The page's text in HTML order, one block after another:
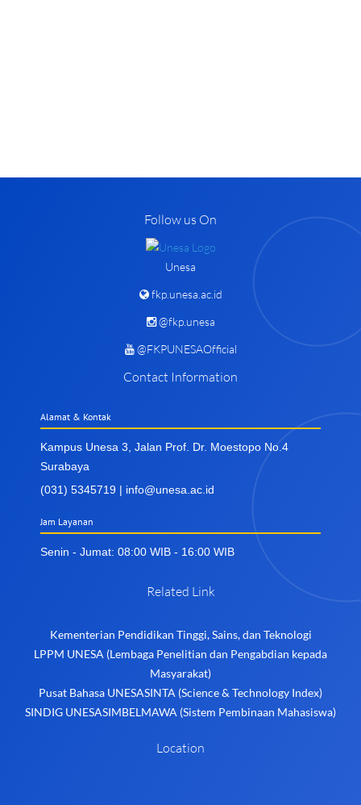
Follow us On
Unesa
fkp.unesa.ac.id
@fkp.unesa
@FKPUNESAOfficial
Contact Information
Alamat & Kontak
Kampus Unesa 3, Jalan Prof. Dr. Moestopo No.4
Surabaya
(031) 5345719 | info@unesa.ac.id
Jam Layanan
Senin - Jumat: 08:00 WIB - 16:00 WIB
Related Link
Kementerian Pendidikan Tinggi, Sains, dan Teknologi
LPPM UNESA (Lembaga Penelitian dan Pengabdian kepada
Masyarakat)
Pusat Bahasa UNESASINTA (Science & Technology Index)
SINDIG UNESASIMBELMAWA (Sistem Pembinaan Mahasiswa)
Location